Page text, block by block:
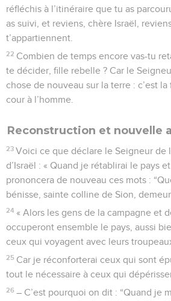
réfléchis à l’itinéraire que tu as
as suivi, et reviens, chère Israël,
t’appartiennent.
22 Combien de temps encore vas-tu
te décider, fille rebelle ? Car le
chose de nouveau sur la terre : c’est
cour à l’homme.
Reconstruction et nouvelle
23 Voici ce que déclare le Seigneur de
d’Israël : « Quand je rétablirai le pays
prononcera de nouveau ces mots :
bénisse, sainte colline de Sion,
24 « Alors les gens de la campagne et
occuperont ensemble le pays, aussi
ceux qui voyagent avec leurs
25 Car je réconforterai ceux qui sont
tout le nécessaire à ceux qui
26 – C’est pourquoi on dit : “Quand je